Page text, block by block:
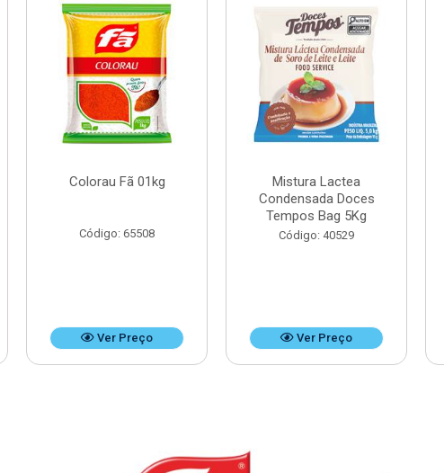
Colorau Fã 01kg
Código: 65508
Ver Preço
Mistura Lactea
Condensada Doces
Tempos Bag 5Kg
Código: 40529
Ver Preço